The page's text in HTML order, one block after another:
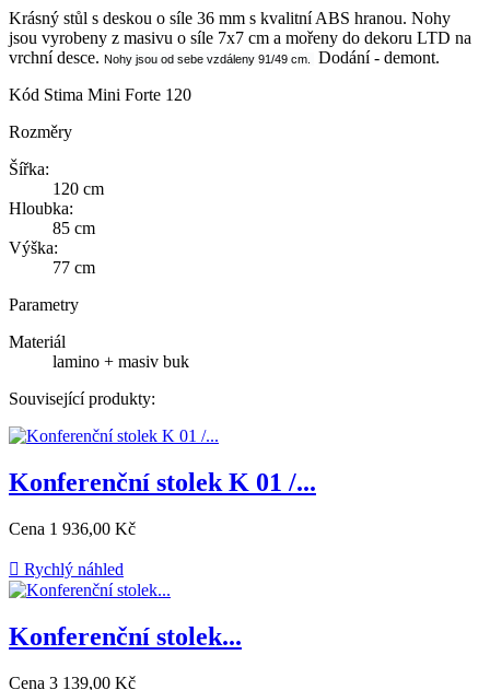
Krásný stůl s deskou o síle 36 mm s kvalitní ABS hranou. Nohy
jsou vyrobeny z masivu o síle 7x7 cm a mořeny do dekoru LTD na
vrchní desce. Nohy jsou od sebe vzdáleny 91/49 cm.
Dodání - demont.
Kód Stima Mini Forte 120
Rozměry
Šířka:
120 cm
Hloubka:
85 cm
Výška:
77 cm
Parametry
Materiál
lamino + masiv buk
Související produkty:
Konferenční stolek K 01 /...
Cena 1 936,00 Kč
 Rychlý náhled
Konferenční stolek...
Cena 3 139,00 Kč